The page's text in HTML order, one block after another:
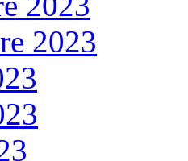
2023